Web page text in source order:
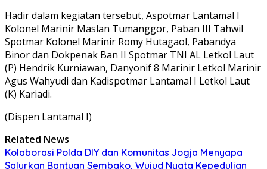
Hadir dalam kegiatan tersebut, Aspotmar Lantamal I
Kolonel Marinir Maslan Tumanggor, Paban III Tahwil
Spotmar Kolonel Marinir Romy Hutagaol, Pabandya
Binor dan Dokpenak Ban II Spotmar TNI AL Letkol Laut
(P) Hendrik Kurniawan, Danyonif 8 Marinir Letkol Marinir
Agus Wahyudi dan Kadispotmar Lantamal I Letkol Laut
(K) Kariadi.
(Dispen Lantamal I)
Related News
Kolaborasi Polda DIY dan Komunitas Jogja Menyapa
Salurkan Bantuan Sembako, Wujud Nyata Kepedulian